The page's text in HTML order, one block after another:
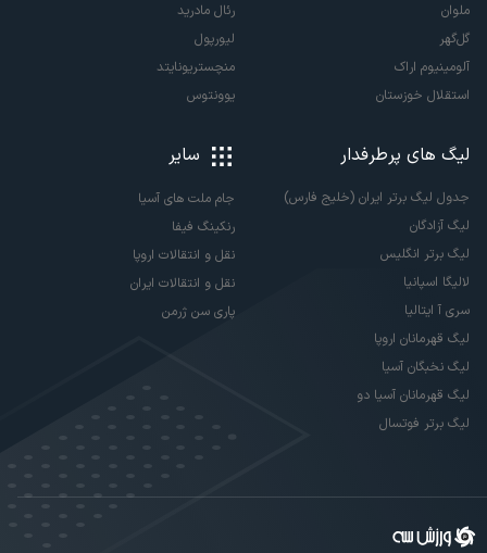
ملوان
گل‌گهر
آلومینیوم اراک
استقلال خوزستان
رئال مادرید
لیورپول
منچستریونایتد
یوونتوس
لیگ های پرطرفدار
جدول لیگ برتر ایران (خلیج فارس)
لیگ آزادگان
لیگ برتر انگلیس
لالیگا اسپانیا
سری آ ایتالیا
لیگ قهرمانان اروپا
لیگ نخبگان آسیا
لیگ قهرمانان آسیا دو
لیگ برتر فوتسال
سایر
جام ملت های آسیا
رنکینگ فیفا
نقل و انتقالات اروپا
نقل و انتقالات ایران
پاری سن ژرمن